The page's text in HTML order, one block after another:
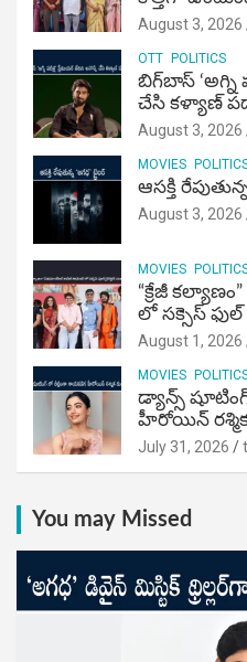
August 3, 2026
OTT POLITICS
బిగ్‌బాస్ ‘అగ్ని
చేసి కళ్యాణ్
August 3, 2026
MOVIES
ఆసక్తి
August 3, 2026
MOVIES
“క్రేజీ
లో సక్సెస్ ఫుల్
August 1, 2026
MOVIES
డ్యాన్స్
హీరోయిన్
July 31, 2026
You may Missed